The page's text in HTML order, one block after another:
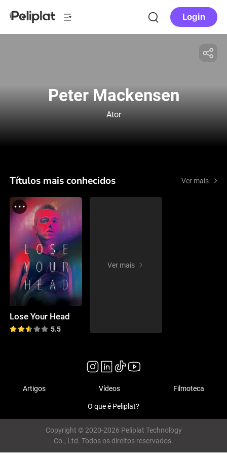
Login
Peter Mackensen
Ator
Títulos mais conhecidos Ver mais
Lose Your Head
5.5
Ver mais
Artigos Vídeos Filmoteca
O que é Peliplat?
Copyright © 2020-2026 Peliplat Technology
Co., Ltd. Todos os direitos reservados.